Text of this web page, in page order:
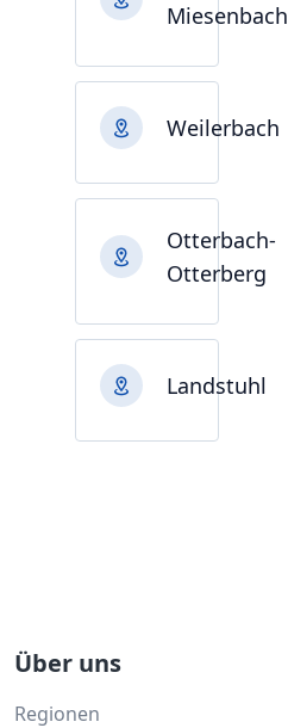
Miesenbach
Weilerbach
Otterbach-
Otterberg
Landstuhl
Über uns
Regionen